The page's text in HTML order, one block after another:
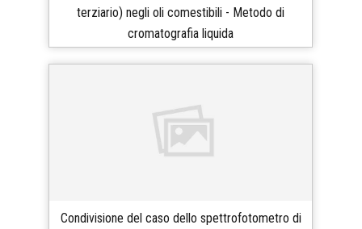
terziario) negli oli comestibili - Metodo di
cromatografia liquida
Condivisione del caso dello spettrofotometro di